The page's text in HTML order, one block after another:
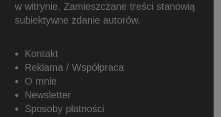
w witrynie. Zamieszczane treści stanowią
subiektywne zdanie autorów.
Kontakt
Reklama / Współpraca
O mnie
Newsletter
Sposoby płatności